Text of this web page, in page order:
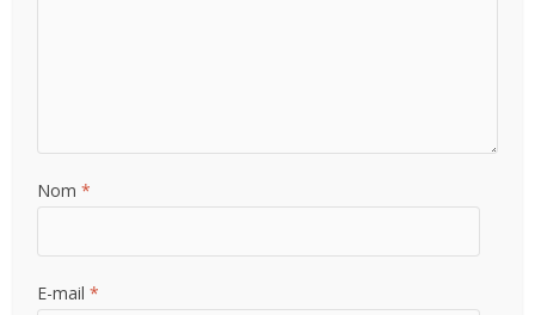
Nom*
E-mail*